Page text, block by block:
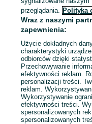
1012253478
Zadzwoń /
przeglądania. Polityka
Wraz z naszymi
zapewnienia:
Użycie dokładnych
charakterystyki
odbiorców dzięki
Przechowywanie
efektywności reklam.
personalizacji treści.
reklam.
Wykorzystywanie
efektywności treści.
spersonalizowanych
spersonalizowanych